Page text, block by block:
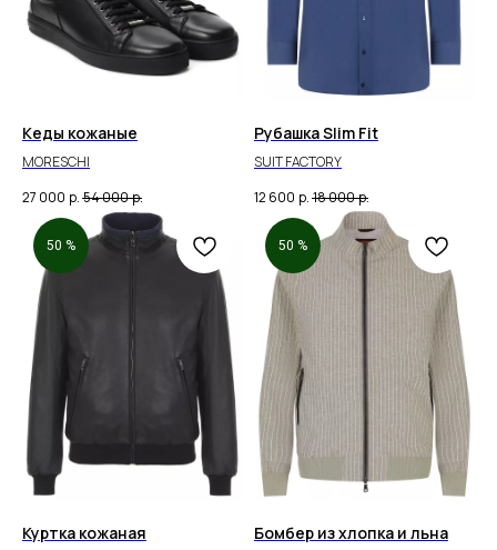
Кеды кожаные
MORESCHI
27 000 р. 54 000р.
Рубашка Slim Fit
SUIT FACTORY
12 600 р. 18 000р.
50 %
Куртка кожаная
50 %
Бомбер из хлопка и льна